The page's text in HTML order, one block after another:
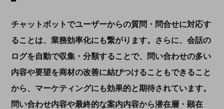
チャットボットでユーザーからの質問・問合せに対応す
ることは、業務効率化にも繋がります。さらに、会話の
ログを自動で収集・分類することで、問い合わせの多い
内容や要望を商材の改善に結びつけることもできること
から、マーケティングにも効果的と期待されています。
問い合わせ内容や最終的な案内内容から潜在層・顕在